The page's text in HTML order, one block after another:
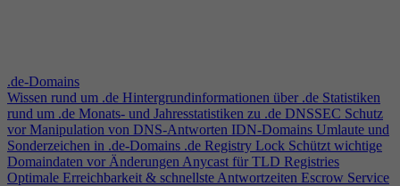
.de-Domains
Wissen rund um .de Hintergrundinformationen über .de Statistiken
rund um .de Monats- und Jahresstatistiken zu .de DNSSEC Schutz
vor Manipulation von DNS-Antworten IDN-Domains Umlaute und
Sonderzeichen in .de-Domains .de Registry Lock Schützt wichtige
Domaindaten vor ÄnderungenAnycast für TLD Registries
Optimale Erreichbarkeit & schnellste Antwortzeiten Escrow Service